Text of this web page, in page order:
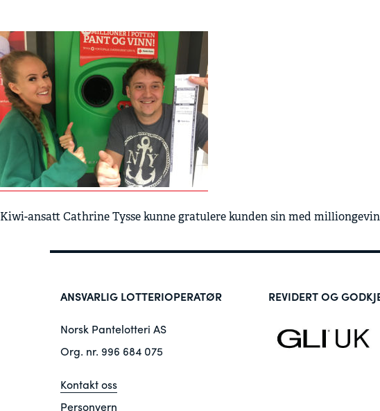
Kiwi-ansatt Cathrine Tysse kunne gratulere kunden sin med
ANSVARLIG LOTTERIOPERATØR
Norsk Pantelotteri AS
Org. nr. 996 684 075
Kontakt oss
Personvern
REVIDERT OG